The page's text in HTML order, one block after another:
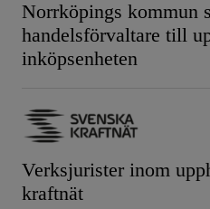
Norrköpings kommun
handelsförvaltare till
inköpsenheten
Verksjurister inom
kraftnät